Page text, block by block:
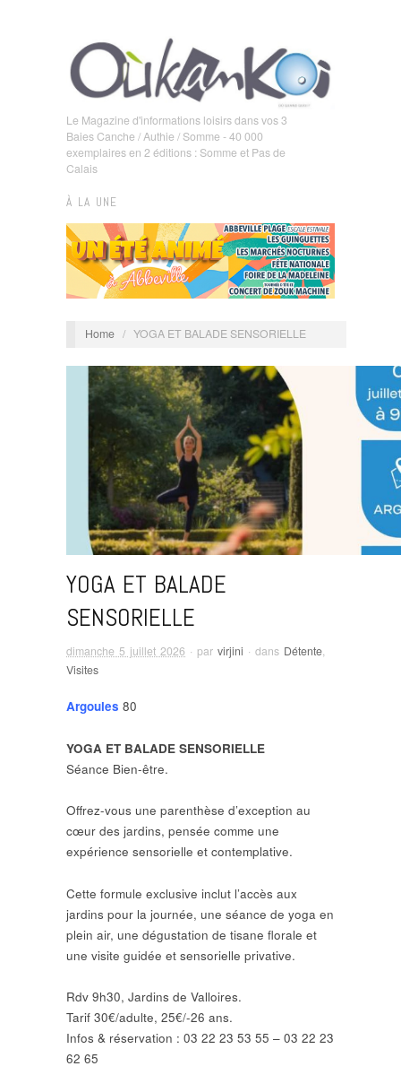
Le Magazine d'informations loisirs dans vos 3
Baies Canche / Authie / Somme - 40 000
exemplaires en 2 éditions : Somme et Pas de
Calais
À LA UNE
Home / YOGA ET BALADE SENSORIELLE
YOGA ET BALADE
SENSORIELLE
dimanche 5 juillet 2026 · par virjini · dans Détente,
Visites
Argoules 80
YOGA ET BALADE SENSORIELLE
Séance Bien-être.
Offrez-vous une parenthèse d’exception au
cœur des jardins, pensée comme une
expérience sensorielle et contemplative.
Cette formule exclusive inclut l’accès aux
jardins pour la journée, une séance de yoga en
plein air, une dégustation de tisane florale et
une visite guidée et sensorielle privative.
Rdv 9h30, Jardins de Valloires.
Tarif 30€/adulte, 25€/-26 ans.
Infos & réservation : 03 22 23 53 55 – 03 22 23
62 65